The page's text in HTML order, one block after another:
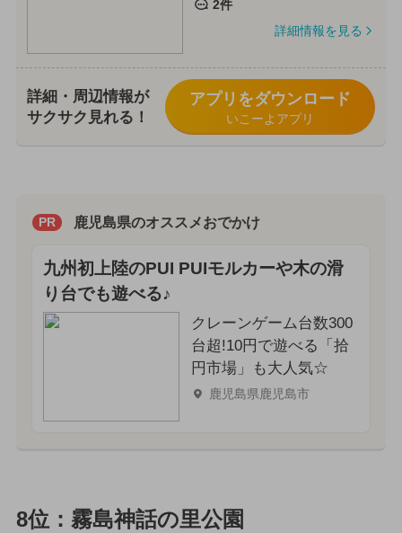
2件
詳細情報を見る
詳細・周辺情報が
サクサク見れる！
アプリをダウンロード
いこーよアプリ
PR 鹿児島県のオススメおでかけ
九州初上陸のPUI PUIモルカーや木の滑
り台でも遊べる♪
クレーンゲーム台数300
台超!10円で遊べる「拾
円市場」も大人気☆
鹿児島県鹿児島市
8位：霧島神話の里公園